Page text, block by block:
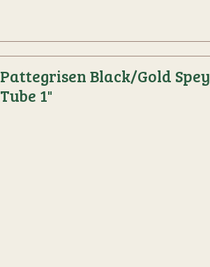
Pattegrisen Black/Gold Spey
Tube 1"